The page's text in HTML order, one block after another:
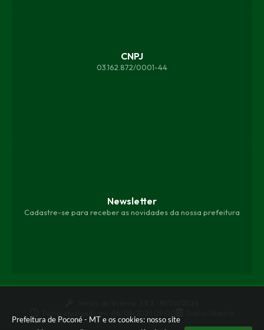
Prefeitura de Poconé - MT e os cookies: nosso site
CNPJ
03.162.872/0001-44
Newsletter
Cadastre-se para receber as novidades da nossa prefeitura